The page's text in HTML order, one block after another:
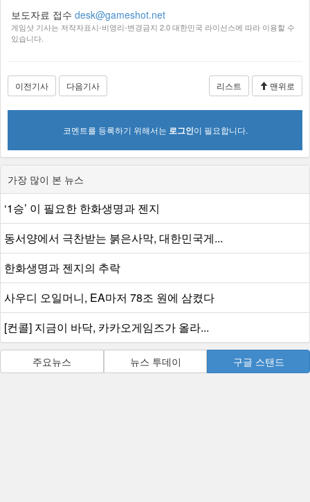
보도자료 접수 desk@gameshot.net
게임샷 기사는 저작자표시-비영리-변경금지 2.0 대한민국 라이선스에 따라 이용할 수
있습니다.
이전기사 다음기사 리스트 맨위로
코멘트를 등록하기 위해서는 로그인이 필요합니다.
가장 많이 본 뉴스
‘1승’ 이 필요한 한화생명과 젠지
동서양에서 극찬받는 붉은사막, 대한민국게...
한화생명과 젠지의 추락
사우디 오일머니, EA마저 78조 원에 삼켰다
[컨콜] 지금이 바닥, 카카오게임즈가 올라...
주요뉴스 뉴스 투데이 구글 스탠드